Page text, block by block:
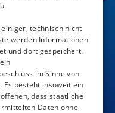
the list please don't
us!
technisch nicht
werden Informationen
und dort gespeichert.
im Sinne von
Es besteht insoweit ein
dass staatliche
Daten ohne